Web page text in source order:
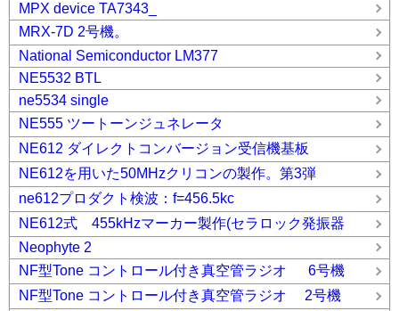
MPX device TA7343_
MRX-7D 2号機。
National Semiconductor LM377
NE5532 BTL
ne5534 single
NE555 ツートーンジュネレータ
NE612 ダイレクトコンバージョン受信機基板
NE612を用いた50MHzクリコンの製作。第3弾
ne612プロダクト検波：f=456.5kc
NE612式 455kHzマーカー製作(セラロック発振器
Neophyte 2
NF型Tone コントロール付き真空管ラジオ 6号機
NF型Tone コントロール付き真空管ラジオ 2号機